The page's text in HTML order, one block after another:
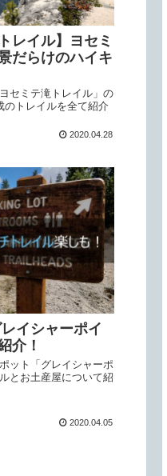
レイル】ヨセミ
だらけのハイキ
セミテ滝トレイル」の
のトレイルを全て紹介
2020.04.28
イシャーポイ
介！
ット「グレイシャーポ
とお土産屋について紹
2020.04.05